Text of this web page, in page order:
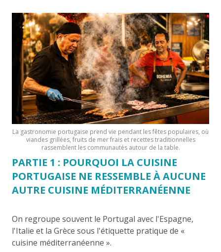
La gastronomie portugaise prend vie pendant les fêtes populaires, où
viandes grillées, fruits de mer frais et recettes traditionnelles
rassemblent les communautés autour de la table.
PARTIE 1 : POURQUOI LA CUISINE
PORTUGAISE NE RESSEMBLE À AUCUNE
AUTRE CUISINE MÉDITERRANÉENNE
On regroupe souvent le Portugal avec l'Espagne,
l'Italie et la Grèce sous l'étiquette pratique de «
cuisine méditerranéenne ».